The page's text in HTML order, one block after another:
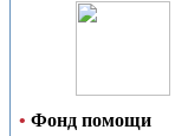
• Фонд помощи